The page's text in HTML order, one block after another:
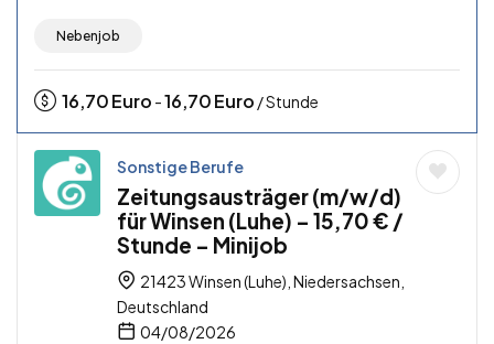
Nebenjob
16,70Euro -16,70Euro / Stunde
Sonstige Berufe
Zeitungsausträger (m/w/d)
für Winsen (Luhe) – 15,70 € /
Stunde – Minijob
21423 Winsen (Luhe), Niedersachsen,
Deutschland
04/08/2026